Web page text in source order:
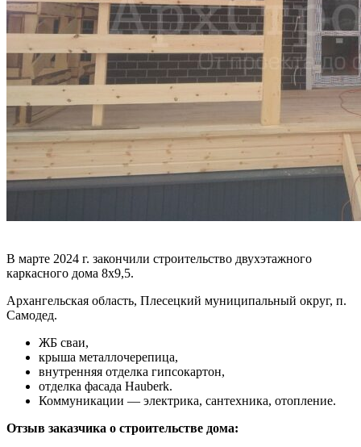
В марте 2024 г. закончили строительство двухэтажного
каркасного дома 8х9,5.
Архангельская область, Плесецкий муниципальный округ, п.
Самодед.
ЖБ сваи,
крыша металлочерепица,
внутренняя отделка гипсокартон,
отделка фасада Hauberk.
Коммуникации — электрика, сантехника, отопление.
Отзыв заказчика о строительстве дома: